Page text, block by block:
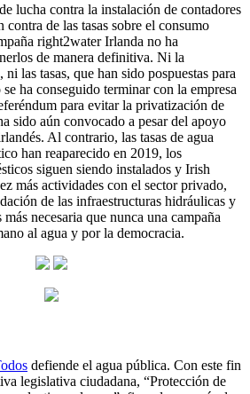
lucha contra la instalación de contadores
contra de las tasas sobre el consumo
right2water Irlanda no ha
de manera definitiva. Ni la
las tasas, que han sido pospuestas para
ha conseguido terminar con la empresa
para evitar la privatización de
sido aún convocado a pesar del apoyo
Al contrario, las tasas de agua
han reaparecido en 2019, los
siguen siendo instalados y Irish
más actividades con el sector privado,
de las infraestructuras hidráulicas y
necesaria que nunca una campaña
al agua y por la democracia.
defiende el agua pública. Con este fin
legislativa ciudadana, “Protección de